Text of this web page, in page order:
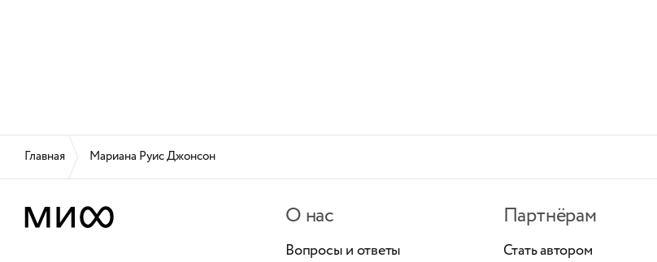
Главная Мариана Руис Джонсон
О нас
Вопросы и ответы
Партнёрам
Стать автором